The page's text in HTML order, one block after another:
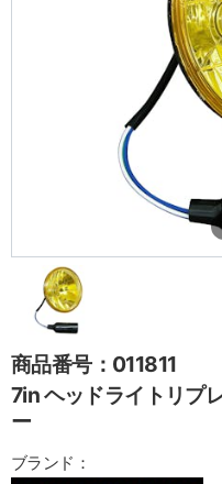
商品番号：011811
7in ヘッドライトリプ
ー
ブランド：